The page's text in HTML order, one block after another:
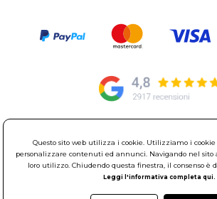
© Elettroservice Spa - Sede Legale: Via
00015 Monterotondo Scalo
Partita Iva: 01586761007 - Codice Fiscale:
Sociale 1.600.000,00 Euro i.v. Iscritto al
Roma REA: RM-535144
Questo sito web utilizza i cookie. Utilizziamo i
personalizzare contenuti ed annunci. Navigando nel
loro utilizzo. Chiudendo questa finestra, il consenso è
Leggi l'informativa completa qui.